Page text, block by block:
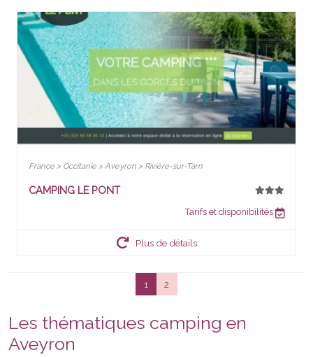
France > Occitanie > Aveyron > Rivière-sur-Tarn
CAMPING LE PONT
Tarifs et disponibilités
Plus de détails
1 2
Les thématiques camping en
Aveyron